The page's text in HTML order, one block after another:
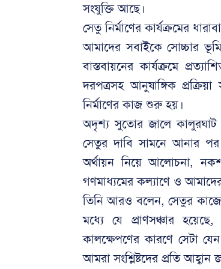
সংযুক্তি আছে।
সেতু নির্মাণের কার্যক্রমের
আমাদের সবাইকে সোচ্চার
বাস্তবায়নের কার্যক্রমে
দরপত্রসহ আনুষাঙ্গিক
নির্মাণের কাজ শুরু হয়।
অদৃশ্য সুতোর জালে
সেতুর দাবি সামনে আনার
অর্থায়ন নিয়ে আলোচনা,
গণমাধ্যমের কল্যাণে ও
তিনি আরও বলেন, সেতুর কাজের
মধ্যে যে প্রাণসঞ্চার
কালক্ষেপণের কারণে সেটা
আমরা সংশ্লিষ্টদের প্রতি আহ্বান